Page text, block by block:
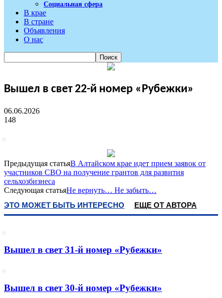
Социальная сфера
В крае
В стране
Объявления
О нас
Вышел в свет 22-й номер «Рубежки»
06.06.2026
148
Предыдущая статьяВ Алтайском крае идет прием заявок от
участников СВО на получение грантов для развития
сельхозбизнеса
Следующая статьяНе вернуть… Не забыть…
ЭТО МОЖЕТ БЫТЬ ИНТЕРЕСНО ЕЩЕ ОТ АВТОРА
Вышел в свет 31-й номер «Рубежки»
Вышел в свет 30-й номер «Рубежки»